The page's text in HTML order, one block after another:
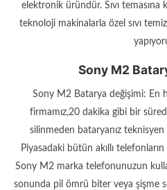
elektronik üründür. Sıvı
teknoloji makinalarla özel sıvı
Sony M2
Sony M2 Batarya değişimi: En
firmamız,20 dakika gibi bir
silinmeden bataryanız teknisyen
Piyasadaki bütün akıllı
Sony M2 marka telefonunuzun
sonunda pil ömrü biter veya şişme